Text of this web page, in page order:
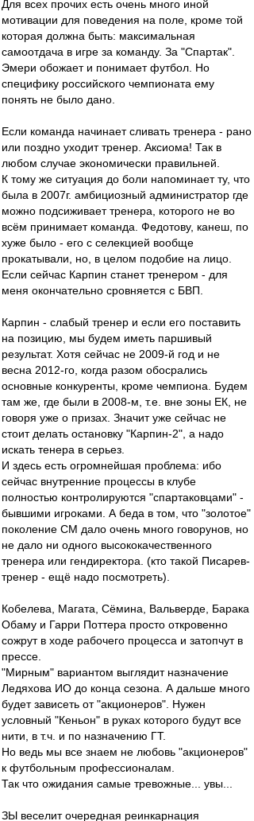
Для всех прочих есть очень много иной
мотивации для поведения на поле, кроме той
которая должна быть: максимальная
самоотдача в игре за команду. За "Спартак".
Эмери обожает и понимает футбол. Но
специфику российского чемпионата ему
понять не было дано.
Если команда начинает сливать тренера - рано
или поздно уходит тренер. Аксиома! Так в
любом случае экономически правильней.
К тому же ситуация до боли напоминает ту, что
была в 2007г. амбициозный администратор где
можно подсиживает тренера, которого не во
всём принимает команда. Федотову, канеш, по
хуже было - его с селекцией вообще
прокатывали, но, в целом подобие на лицо.
Если сейчас Карпин станет тренером - для
меня окончательно сровняется с БВП.
Карпин - слабый тренер и если его поставить
на позицию, мы будем иметь паршивый
результат. Хотя сейчас не 2009-й год и не
весна 2012-го, когда разом обосрались
основные конкуренты, кроме чемпиона. Будем
там же, где были в 2008-м, т.е. вне зоны ЕК, не
говоря уже о призах. Значит уже сейчас не
стоит делать остановку "Карпин-2", а надо
искать тенера в серьез.
И здесь есть огромнейшая проблема: ибо
сейчас внутренние процессы в клубе
полностью контролируются "спартаковцами" -
бывшими игроками. А беда в том, что "золотое"
поколение СМ дало очень много говорунов, но
не дало ни одного высококачественного
тренера или гендиректора. (кто такой Писарев-
тренер - ещё надо посмотреть).
Кобелева, Магата, Сёмина, Вальверде, Барака
Обаму и Гарри Поттера просто откровенно
сожрут в ходе рабочего процесса и затопчут в
прессе.
"Мирным" вариантом выглядит назначение
Ледяхова ИО до конца сезона. А дальше много
будет зависеть от "акционеров". Нужен
условный "Кеньон" в руках которого будут все
нити, в т.ч. и по назначению ГТ.
Но ведь мы все знаем не любовь "акционеров"
к футбольным профессионалам.
Так что ожидания самые тревожные... увы...
ЗЫ веселит очередная реинкарнация